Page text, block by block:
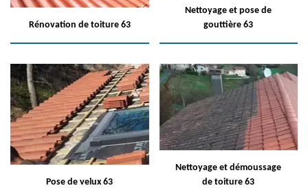
Rénovation de toiture 63
Nettoyage et pose de
gouttière 63
Pose de velux 63
Nettoyage et démoussage
de toiture 63